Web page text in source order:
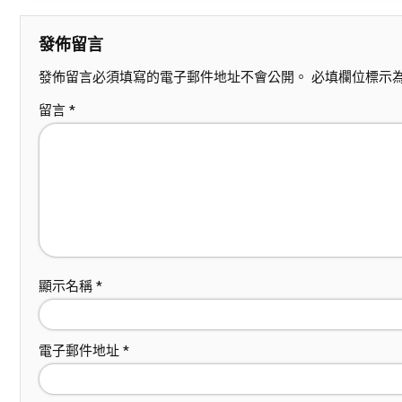
發佈留言
發佈留言必須填寫的電子郵件地址不會公開。 必填欄位標示
留言 *
顯示名稱 *
電子郵件地址 *